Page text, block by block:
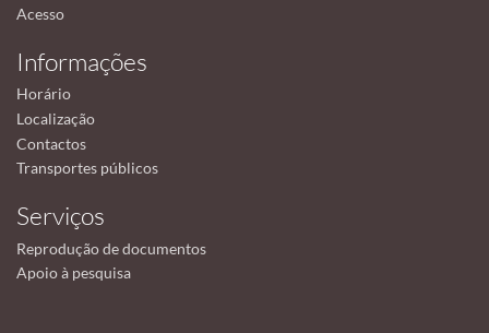
Acesso
Informações
Horário
Localização
Contactos
Transportes públicos
Serviços
Reprodução de documentos
Apoio à pesquisa